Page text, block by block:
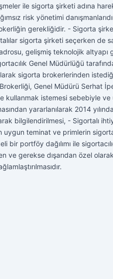
ile sigorta şirketi adına
risk yönetimi
gerekliğidir. - Sigorta
sigorta şirketi seçerken de
gelişmiş teknolojik altyapı
Genel Müdürlüğü
sigorta brokerlerinden
Genel Müdürü Serhat
istemesi sebebiyle ve
yararlanılarak 2014
bilgilendirilmesi, - Sigortalı
uygun teminat ve primlerin
bir portföy dağılımı ile
gerekse dışarıdan özel